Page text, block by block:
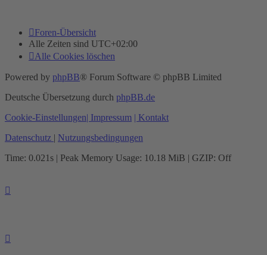
Foren-Übersicht
Alle Zeiten sind UTC+02:00
Alle Cookies löschen
Powered by phpBB® Forum Software © phpBB Limited
Deutsche Übersetzung durch phpBB.de
Cookie-Einstellungen| Impressum | Kontakt
Datenschutz | Nutzungsbedingungen
Time: 0.021s | Peak Memory Usage: 10.18 MiB | GZIP: Off